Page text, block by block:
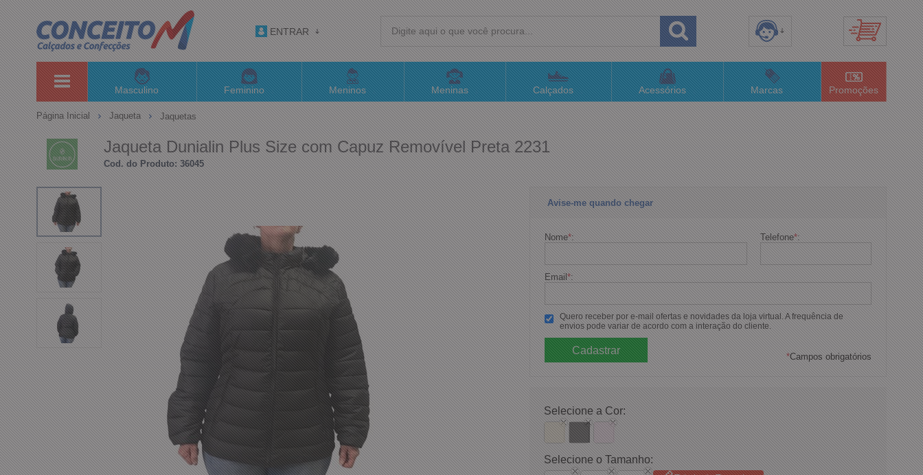
ENTRAR
(48) 3658-4820
(48)996063435
sac@lojaconceitom.com.br
Atendimento Online
Masculino Feminino Meninos Meninas Calçados Acessórios Marcas Promoções
Página Inicial Jaqueta Jaquetas
Jaqueta Dunialin Plus Size com Capuz Removível Preta 2231
Cod. do Produto: 36045
Avise-me quando chegar
Nome*: Telefone*:
Email*:
Quero receber por e-mail ofertas e novidades da loja virtual. A frequência de
envios pode variar de acordo com a interação do cliente.
*Campos obrigatórios
Selecione a Cor:
Selecione o Tamanho: